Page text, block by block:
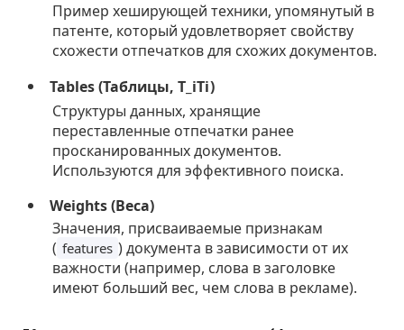
Пример хеширующей техники, упомянутый в
патенте, который удовлетворяет свойству
схожести отпечатков для схожих документов.
Tables (Таблицы,T_iTi)
Структуры данных, хранящие
переставленные отпечатки ранее
просканированных документов.
Используются для эффективного поиска.
Weights (Веса)
Значения, присваиваемые признакам
( features ) документа в зависимости от их
важности (например, слова в заголовке
имеют больший вес, чем слова в рекламе).